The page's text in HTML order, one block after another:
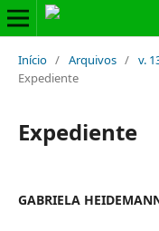
Início / Arquivos / v.
Expediente
Expediente
GABRIELA